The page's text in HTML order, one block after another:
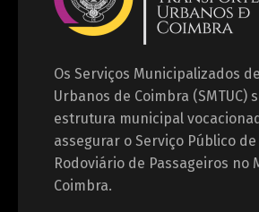
Os Serviços Municipalizados
Urbanos de Coimbra (SMTUC)
estrutura municipal
assegurar o Serviço Público
Rodoviário de Passageiros no
Coimbra.